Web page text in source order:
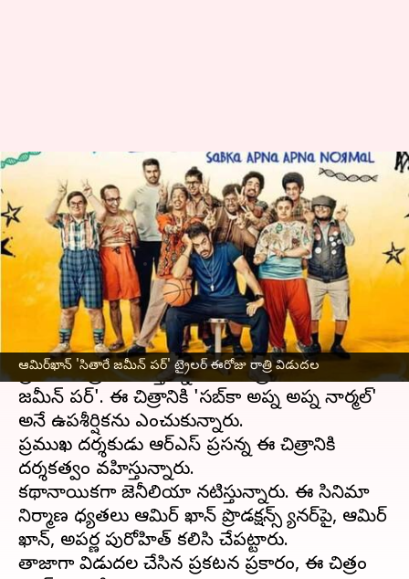
ఆమిర్‌ఖాన్ 'సితారే జమీన్ పర్‌' ట్రైల‌ర్ ఈరోజు రాత్రి విడుదల
Sitaare Zameen Par: ఆమిర్‌ఖాన్
'సితారే జమీన్ పర్‌' ట్రైల‌ర్ ఈరోజు
రాత్రి విడుదల
వ్రాసిన వారు Sirish Praharaju May 13, 2025 01:44 pm
ఈ వార్తాకథనం ఏంటి
బాలీవుడ్‌మిస్టర్‌ పర్‌ఫెక్ట్‌గా పేరుగాంచిన ఆమిర్‌ ఖాన్‌
ప్రధాన పాత్రలో నటిస్తున్న తాజా చిత్రం పేరు 'సితారే
జమీన్ పర్‌'. ఈ చిత్రానికి 'సబ్‌కా అప్న అప్న నార్మల్‌'
అనే ఉపశీర్షికను ఎంచుకున్నారు.
ప్రముఖ దర్శకుడు ఆర్‌ఎస్‌ ప్రసన్న ఈ చిత్రానికి
దర్శకత్వం వహిస్తున్నారు.
కథానాయికగా జెనీలియా నటిస్తున్నారు. ఈ సినిమా
నిర్మాణ బాధ్యతలు ఆమిర్‌ ఖాన్ ప్రొడక్షన్స్‌ బ్యానర్‌పై, ఆమిర్‌
ఖాన్, అపర్ణ పురోహిత్ కలిసి చేపట్టారు.
తాజాగా విడుదల చేసిన ప్రకటన ప్రకారం, ఈ చిత్రం